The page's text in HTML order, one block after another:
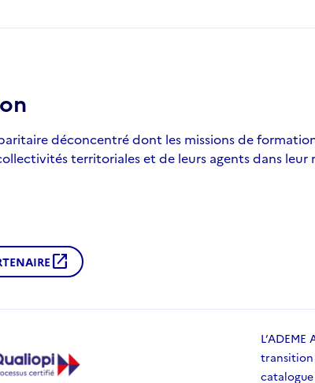
déconcentré dont les missions de
territoriales et de leurs agents dans leur
open_in_new
transition